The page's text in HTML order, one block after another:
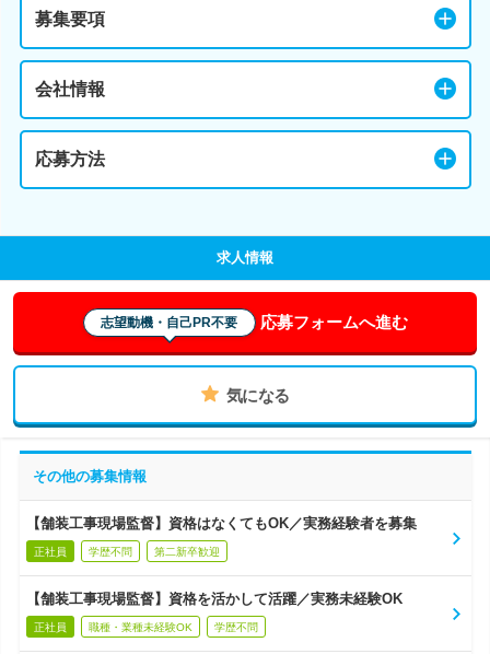
募集要項
会社情報
応募方法
求人情報
志望動機・自己PR不要 応募フォームへ進む
気になる
その他の募集情報
【舗装工事現場監督】資格はなくてもOK／実務経験者を募集
正社員 学歴不問 第二新卒歓迎
【舗装工事現場監督】資格を活かして活躍／実務未経験OK
正社員 職種・業種未経験OK 学歴不問